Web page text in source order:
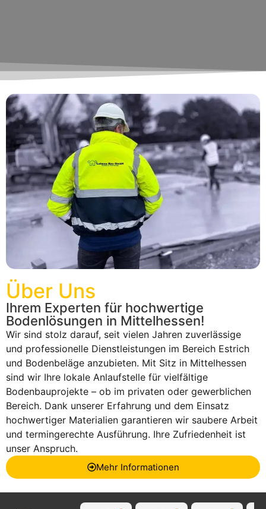
Über Uns
Ihrem Experten für hochwertige
Bodenlösungen in Mittelhessen!
Wir sind stolz darauf, seit vielen Jahren zuverlässige
und professionelle Dienstleistungen im Bereich Estrich
und Bodenbeläge anzubieten. Mit Sitz in Mittelhessen
sind wir Ihre lokale Anlaufstelle für vielfältige
Bodenbauprojekte – ob im privaten oder gewerblichen
Bereich. Dank unserer Erfahrung und dem Einsatz
hochwertiger Materialien garantieren wir saubere Arbeit
und termingerechte Ausführung. Ihre Zufriedenheit ist
unser Anspruch.
Mehr Informationen